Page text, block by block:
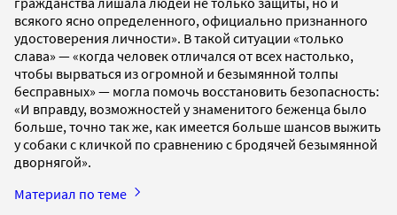
всякого ясно определенного, официально признанного
удостоверения личности». В такой ситуации «только
слава» — «когда человек отличался от всех настолько,
чтобы вырваться из огромной и безымянной толпы
бесправных» — могла помочь восстановить безопасность:
«И вправду, возможностей у знаменитого беженца было
больше, точно так же, как имеется больше шансов выжить
у собаки с кличкой по сравнению с бродячей безымянной
дворнягой».
Материал по теме